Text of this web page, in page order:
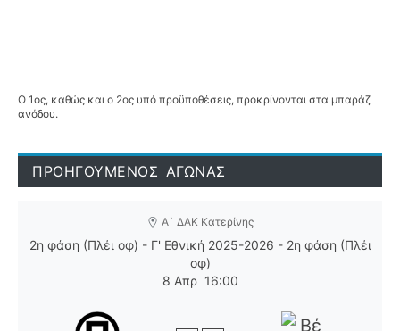
Ο 1ος, καθώς και ο 2ος υπό προϋποθέσεις, προκρίνονται στα μπαράζ
ανόδου.
ΠΡΟΗΓΟΥΜΕΝΟΣ ΑΓΩΝΑΣ
Α` ΔΑΚ Κατερίνης
2η φάση (Πλέι οφ) - Γ' Εθνική 2025-2026 - 2η φάση (Πλέι
οφ)
8 Απρ 16:00